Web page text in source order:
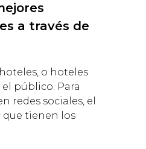
a través de
o hoteles
público. Para
redes sociales, el
que tienen los